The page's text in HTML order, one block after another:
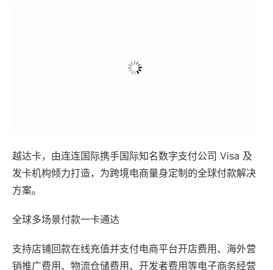
越达卡，由连连国际携手国际知名数字支付公司 Visa 及
发卡机构倾力打造，为跨境电商量身定制的全球付款解决
方案。
全球多场景付款一卡通达
支持店铺回款在线充值并支付电商平台开店费用、海外营
销推广费用、物流仓储费用、开发者费用等电子商务经营